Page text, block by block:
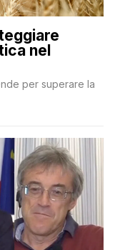
nel
per superare la